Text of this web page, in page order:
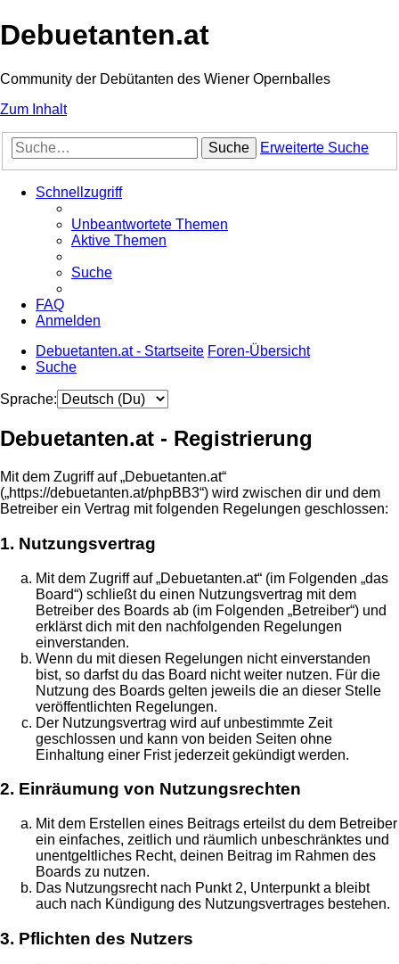
Debuetanten.at
Community der Debütanten des Wiener Opernballes
Zum Inhalt
Suche Erweiterte Suche
Schnellzugriff
Unbeantwortete Themen
Aktive Themen
Suche
FAQ
Anmelden
Debuetanten.at - Startseite Foren-Übersicht
Suche
Sprache:
Debuetanten.at - Registrierung
Mit dem Zugriff auf „Debuetanten.at“
(„https://debuetanten.at/phpBB3“) wird zwischen dir und dem
Betreiber ein Vertrag mit folgenden Regelungen geschlossen:
1. Nutzungsvertrag
Mit dem Zugriff auf „Debuetanten.at“ (im Folgenden „das
Board“) schließt du einen Nutzungsvertrag mit dem
Betreiber des Boards ab (im Folgenden „Betreiber“) und
erklärst dich mit den nachfolgenden Regelungen
einverstanden.
Wenn du mit diesen Regelungen nicht einverstanden
bist, so darfst du das Board nicht weiter nutzen. Für die
Nutzung des Boards gelten jeweils die an dieser Stelle
veröffentlichten Regelungen.
Der Nutzungsvertrag wird auf unbestimmte Zeit
geschlossen und kann von beiden Seiten ohne
Einhaltung einer Frist jederzeit gekündigt werden.
2. Einräumung von Nutzungsrechten
Mit dem Erstellen eines Beitrags erteilst du dem Betreiber
ein einfaches, zeitlich und räumlich unbeschränktes und
unentgeltliches Recht, deinen Beitrag im Rahmen des
Boards zu nutzen.
Das Nutzungsrecht nach Punkt 2, Unterpunkt a bleibt
auch nach Kündigung des Nutzungsvertrages bestehen.
3. Pflichten des Nutzers